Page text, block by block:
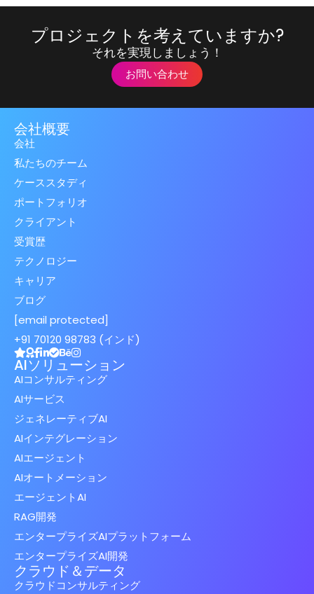
プロジェクトを考えていますか?
それを実現しましょう！
お問い合わせ
会社概要
会社
私たちのチーム
ケーススタディ
ポートフォリオ
クライアント
受賞歴
テクノロジー
キャリア
ブログ
[email protected]
+91 70120 98783 (インド)
AIソリューション
AIコンサルティング
AIサービス
ジェネレーティブAI
AIインテグレーション
AIエージェント
AIオートメーション
エージェントAI
RAG開発
エンタープライズAIプラットフォーム
エンタープライズAI開発
クラウド＆データ
クラウドコンサルティング